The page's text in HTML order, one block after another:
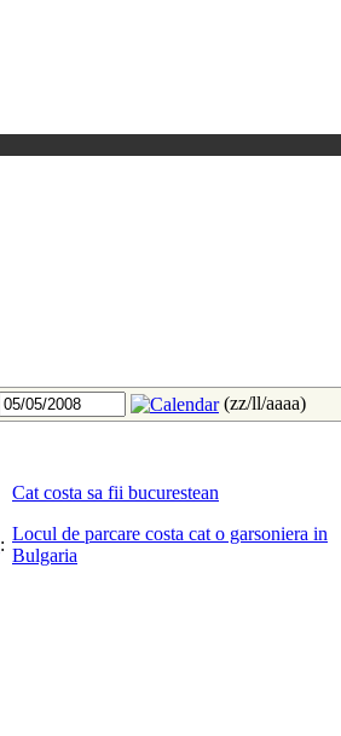
(zz/ll/aaaa)
Cat costa sa fii bucurestean
:
Locul de parcare costa cat o garsoniera in
Bulgaria